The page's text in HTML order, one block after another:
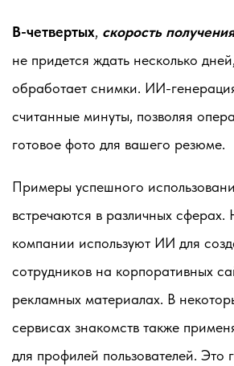
В-четвертых, скорость
не придется ждать несколько
обработает снимки. ИИ-
считанные минуты, позволяя
готовое фото для вашего резюме.
Примеры успешного
встречаются в различных
компании используют ИИ для
сотрудников на корпоративных
рекламных материалах. В
сервисах знакомств также
для профилей пользователей. Это